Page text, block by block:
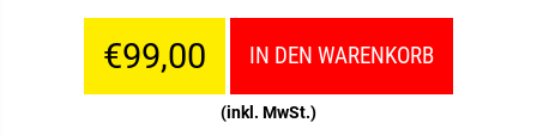
€99,00 IN DEN WARENKORB
(inkl. MwSt.)